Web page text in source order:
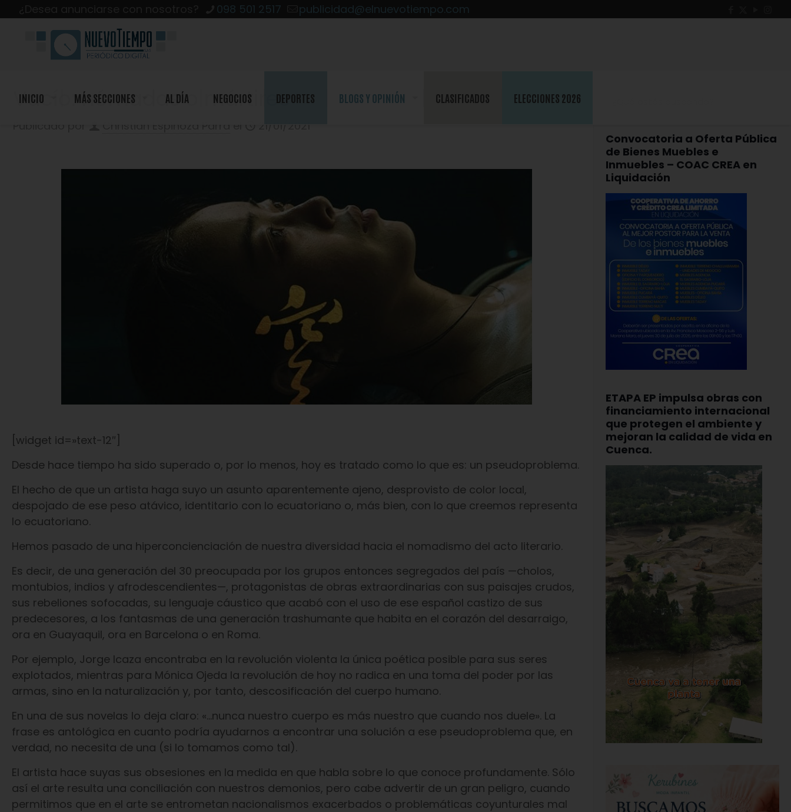
098 501 2517 publicidad@elnuevotiempo.com
INICIO MÁS SECCIONES AL DÍA NEGOCIOS DEPORTES BLOGS Y OPINIÓN CLASIFICADOS ELECCIONES 2026
Vacío: nómadas o mártires
[widget id=»text-12″]
Desde hace tiempo ha sido superado o, por lo menos, hoy es tratado como lo que es: un pseudoproblema.
El hecho de que un artista haga suyo un asunto aparentemente ajeno, desprovisto de color local,
despojado de ese peso atávico, identitario con lo ecuatoriano o, más bien, con lo que creemos representa
lo ecuatoriano.
Hemos pasado de una hiperconcienciación de nuestra diversidad hacia el nomadismo del acto literario.
Es decir, de una generación del 30 preocupada por los grupos entonces segregados del país —cholos,
montubios, indios y afrodescendientes—, protagonistas de obras extraordinarias con sus paisajes crudos,
sus rebeliones sofocadas, su lenguaje cáustico que acabó con el uso de ese español castizo de sus
predecesores, a los fantasmas de una generación trashumante que habita en el corazón del desarraigo,
ora en Guayaquil, ora en Barcelona o en Roma.
Por ejemplo, Jorge Icaza encontraba en la revolución violenta la única poética posible para sus seres
explotados, mientras para Mónica Ojeda la revolución de hoy no radica en una toma del poder por las
armas, sino en la naturalización y, por tanto, descosificación del cuerpo humano.
En una de sus novelas lo deja claro: «…nunca nuestro cuerpo es más nuestro que cuando nos duele». La
frase es antológica en cuanto podría ayudarnos a encontrar una solución a ese pseudoproblema que, en
verdad, no necesita de una (si lo tomamos como tal).
El artista hace suyas sus obsesiones en la medida en que habla sobre lo que conoce profundamente. Sólo
así el arte resulta una conciliación con nuestros demonios, pero cabe advertir de un gran peligro, cuando
permitimos que en el arte se entrometan nacionalismos exacerbados o problemáticas coyunturales mal
Convocatoria a Oferta Pública
de Bienes Muebles e
Inmuebles – COAC CREA en
Liquidación
ETAPA EP impulsa obras con
financiamiento internacional
que protegen el ambiente y
mejoran la calidad de vida en
Cuenca.